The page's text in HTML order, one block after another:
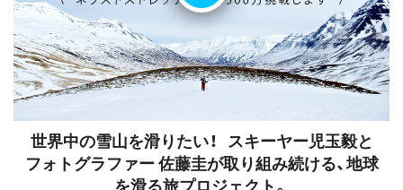
世界中の雪山を滑りたい！ スキーヤー児玉毅と
フォトグラファー 佐藤圭が取り組み続ける、地球
を滑る旅プロジェクト。